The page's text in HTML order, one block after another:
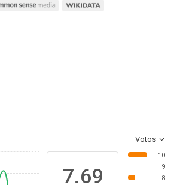
Votos
7.69
10
9
8